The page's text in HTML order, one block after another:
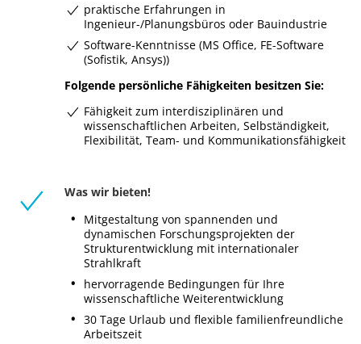
praktische Erfahrungen in
Ingenieur-/Planungsbüros oder Bauindustrie
Software-Kenntnisse (MS Office, FE-Software
(Sofistik, Ansys))
Folgende persönliche Fähigkeiten besitzen Sie:
Fähigkeit zum interdisziplinären und
wissenschaftlichen Arbeiten, Selbständigkeit,
Flexibilität, Team- und Kommunikationsfähigkeit
Was wir bieten!
Mitgestaltung von spannenden und
dynamischen Forschungsprojekten der
Strukturentwicklung mit internationaler
Strahlkraft
hervorragende Bedingungen für Ihre
wissenschaftliche Weiterentwicklung
30 Tage Urlaub und flexible familienfreundliche
Arbeitszeit